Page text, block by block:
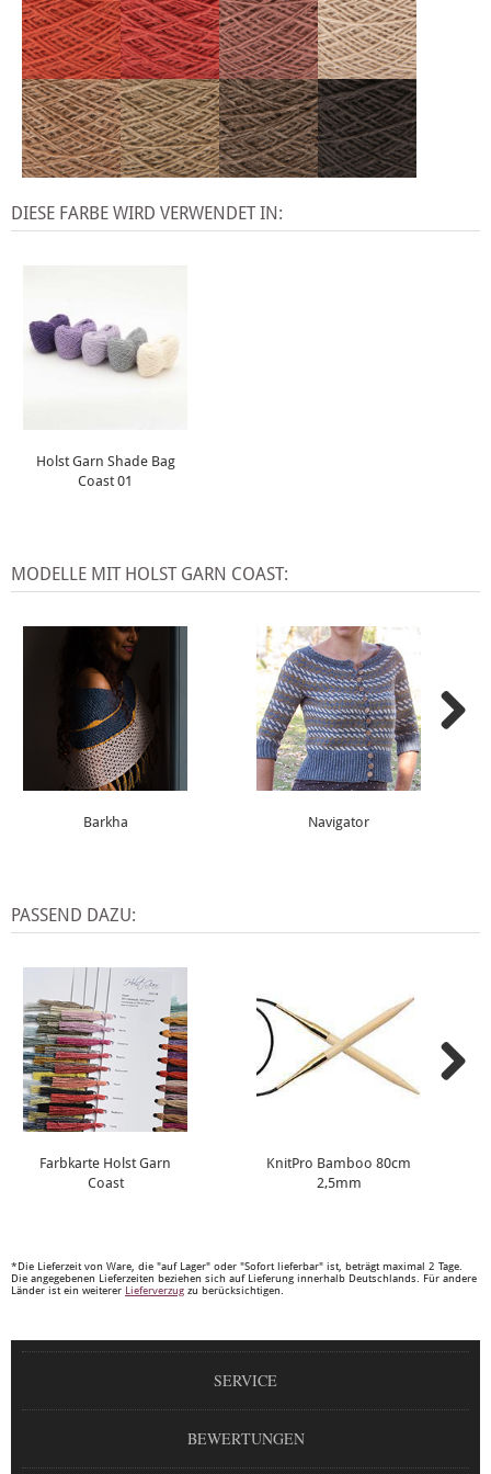
DIESE FARBE WIRD VERWENDET IN:
Holst Garn Shade Bag
Coast 01
MODELLE MIT HOLST GARN COAST:
Barkha Navigator
PASSEND DAZU:
Farbkarte Holst Garn
Coast
KnitPro Bamboo 80cm
2,5mm
*Die Lieferzeit von Ware, die "auf Lager" oder "Sofort lieferbar" ist, beträgt maximal 2 Tage.
Die angegebenen Lieferzeiten beziehen sich auf Lieferung innerhalb Deutschlands. Für andere
Länder ist ein weiterer Lieferverzug zu berücksichtigen.
SERVICE
BEWERTUNGEN